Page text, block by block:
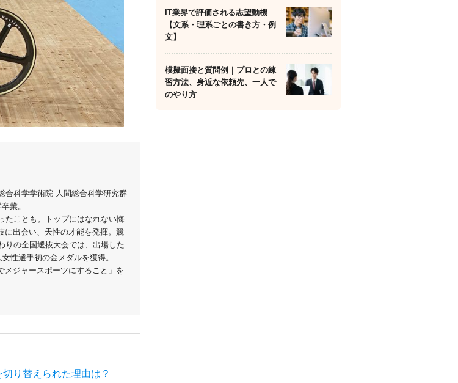
合科学学術院 人間総合科学研究群
業。
たことも。トップにはなれない悔
に出会い、天性の才能を発揮。競
りの全国選抜大会では、出場した
性選手初の金メダルを獲得。
メジャースポーツにすること」を
り替えられた理由は？
IT業界で評価される志望動機
【文系・理系ごとの書き方・例
文】
模擬面接と質問例｜プロとの練
習方法、身近な依頼先、一人で
のやり方